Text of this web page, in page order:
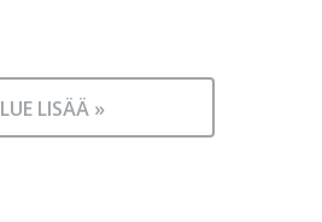
LUE LISÄÄ »